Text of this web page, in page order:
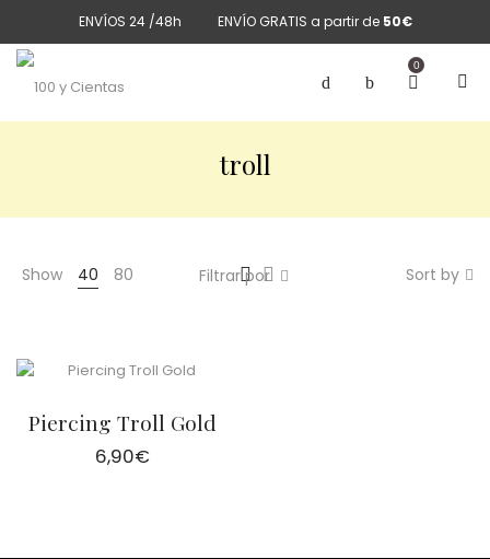
ENVÍOS 24 /48h ENVÍO GRATIS a partir de 50€
0
troll
Show 40 80 Sort by
Filtrar por
Piercing Troll Gold
6,90€